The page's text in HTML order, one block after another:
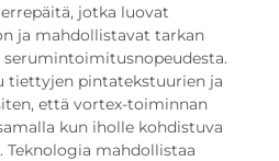
jotka luovat
ja mahdollistavat tarkan
tiettyjen pintatekstuurien ja
että vortex-toiminnan
kun iholle kohdistuva
Teknologia mahdollistaa